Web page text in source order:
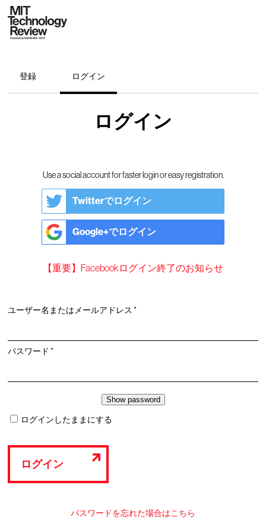
登録 ログイン
ログイン
Use a social account for faster login or easy registration.
Twitterでログイン
Google+でログイン
【重要】Facebookログイン終了のお知らせ
ユーザー名またはメールアドレス*必
パスワード*必
ログインしたままにする
ログイン
パスワードを忘れた場合はこちら